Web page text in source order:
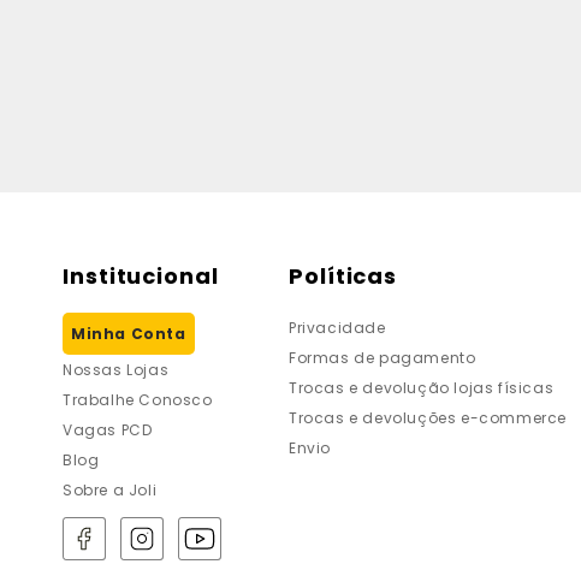
Institucional
Minha Conta
Nossas Lojas
Trabalhe Conosco
Vagas PCD
Blog
Sobre a Joli
Políticas
Privacidade
Formas de pagamento
Trocas e devolução lojas físicas
Trocas e devoluções e-commerce
Envio